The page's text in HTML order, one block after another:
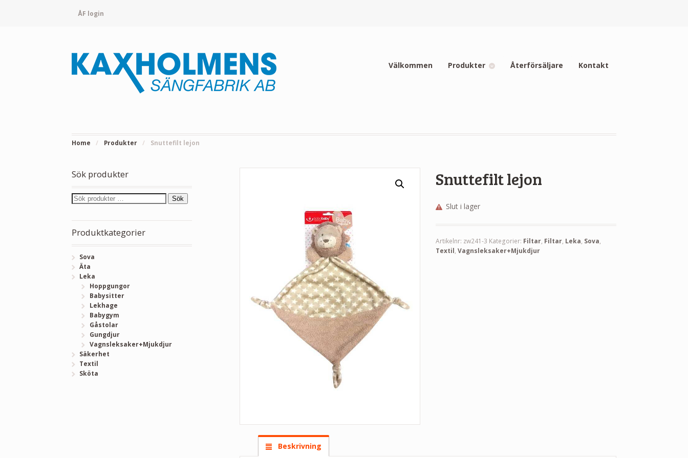
ÅF login
Välkommen Produkter Återförsäljare Kontakt
Home / Produkter / Snuttefilt lejon
Snuttefilt lejon
Slut i lager
Artikelnr: zw241-3 Kategorier: Filtar, Filtar, Leka, Sova,
Textil, Vagnsleksaker+Mjukdjur
Beskrivning
Sök produkter
Sök
Produktkategorier
Sova
Äta
Leka
Hoppgungor
Babysitter
Lekhage
Babygym
Gåstolar
Gungdjur
Vagnsleksaker+Mjukdjur
Säkerhet
Textil
Sköta